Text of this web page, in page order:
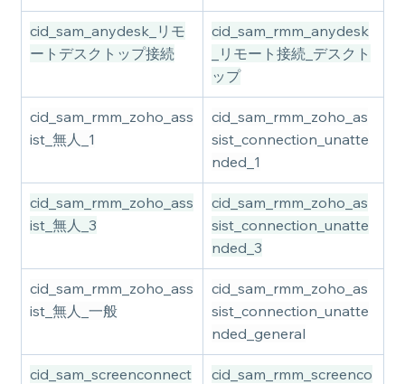
cid_sam_anydesk_リモ
ートデスクトップ接続
cid_sam_rmm_anydesk
_リモート接続_デスクト
ップ
cid_sam_rmm_zoho_ass
ist_無人_1
cid_sam_rmm_zoho_as
sist_connection_unatte
nded_1
cid_sam_rmm_zoho_ass
ist_無人_3
cid_sam_rmm_zoho_as
sist_connection_unatte
nded_3
cid_sam_rmm_zoho_ass
ist_無人_一般
cid_sam_rmm_zoho_as
sist_connection_unatte
nded_general
cid_sam_screenconnect
cid_sam_rmm_screenco